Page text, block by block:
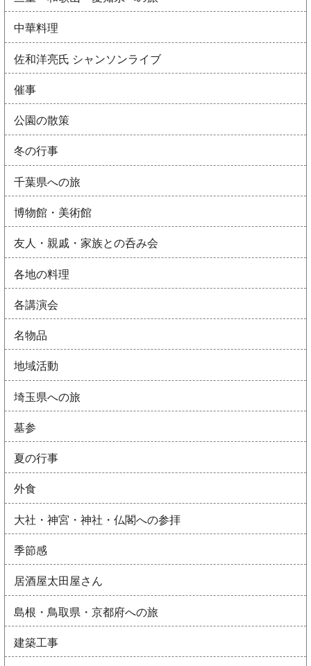
中華料理
佐和洋亮氏 シャンソンライブ
催事
公園の散策
冬の行事
千葉県への旅
博物館・美術館
友人・親戚・家族との呑み会
各地の料理
各講演会
名物品
地域活動
埼玉県への旅
墓参
夏の行事
外食
大社・神宮・神社・仏閣への参拝
季節感
居酒屋太田屋さん
島根・鳥取県・京都府への旅
建築工事